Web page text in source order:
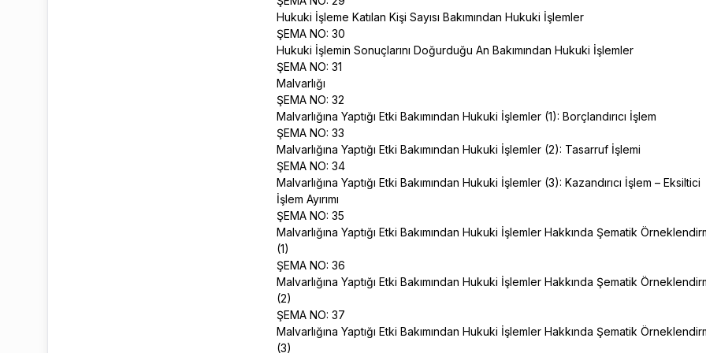
Hukuki İşleme Katılan Kişi Sayısı Bakımından Hukuki İşlemler
ŞEMA NO: 30
Hukuki İşlemin Sonuçlarını Doğurduğu An Bakımından Hukuki İşlemler
ŞEMA NO: 31
Malvarlığı
ŞEMA NO: 32
Malvarlığına Yaptığı Etki Bakımından Hukuki İşlemler (1): Borçlandırıcı İşlem
ŞEMA NO: 33
Malvarlığına Yaptığı Etki Bakımından Hukuki İşlemler (2): Tasarruf İşlemi
ŞEMA NO: 34
Malvarlığına Yaptığı Etki Bakımından Hukuki İşlemler (3): Kazandırıcı İşlem – Eksiltici
İşlem Ayırımı
ŞEMA NO: 35
Malvarlığına Yaptığı Etki Bakımından Hukuki İşlemler Hakkında Şematik
(1)
ŞEMA NO: 36
Malvarlığına Yaptığı Etki Bakımından Hukuki İşlemler Hakkında Şematik
(2)
ŞEMA NO: 37
Malvarlığına Yaptığı Etki Bakımından Hukuki İşlemler Hakkında Şematik
(3)